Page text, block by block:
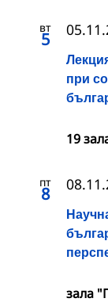
вт
5
при
19
пт
8
зала